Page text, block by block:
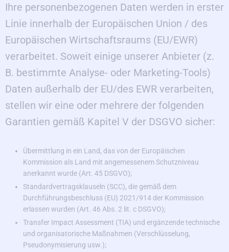
Ihre personenbezogenen Daten werden in erster
Linie innerhalb der Europäischen Union / des
Europäischen Wirtschaftsraums (EU/EWR)
verarbeitet. Soweit einige unserer Anbieter (z.
B. bestimmte Analyse- oder Marketing-Tools)
Daten außerhalb der EU/des EWR verarbeiten,
stellen wir eine oder mehrere der folgenden
Garantien gemäß Kapitel V der DSGVO sicher:
Übermittlung in ein Land, das von der Europäischen
Kommission als Land mit angemessenem Schutzniveau
anerkannt wurde (Art. 45 DSGVO);
Standardvertragsklauseln (SCC), die gemäß dem
Durchführungsbeschluss (EU) 2021/914 der Kommission
erlassen wurden (Art. 46 Abs. 2 lit. c DSGVO);
Transfer Impact Assessment (TIA) und ergänzende technische
und organisatorische Maßnahmen (Verschlüsselung,
Pseudonymisierung usw.);